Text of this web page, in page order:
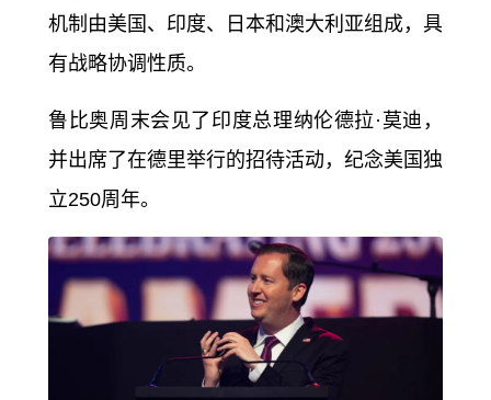
机制由美国、印度、日本和澳大利亚组成，具
有战略协调性质。
鲁比奥周末会见了印度总理纳伦德拉·莫迪，
并出席了在德里举行的招待活动，纪念美国独
立250周年。